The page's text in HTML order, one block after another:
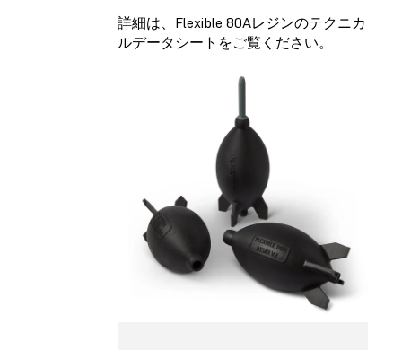
詳細は、Flexible 80Aレジンのテクニカ
ルデータシートをご覧ください。